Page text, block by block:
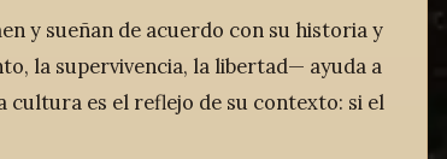
y sueñan de acuerdo con su historia y
la supervivencia, la libertad— ayuda a
cultura es el reflejo de su contexto: si el